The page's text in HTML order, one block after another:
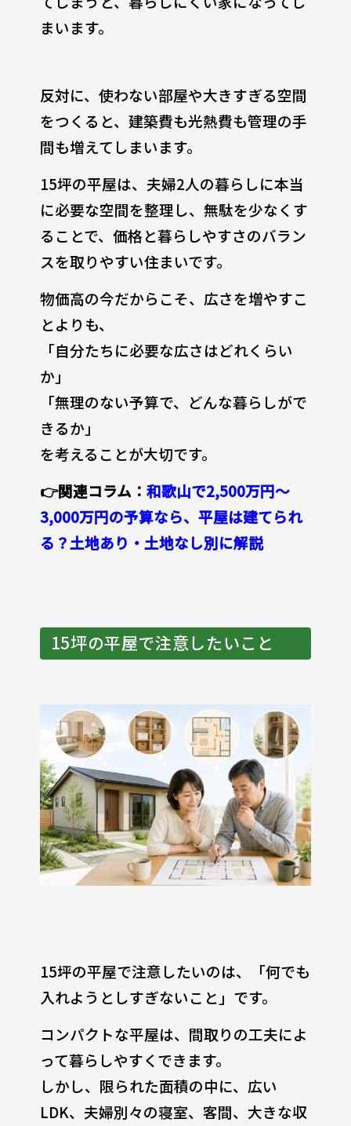
まいます。
反対に、使わない部屋や大きすぎる空間
をつくると、建築費も光熱費も管理の手
間も増えてしまいます。
15坪の平屋は、夫婦2人の暮らしに本当
に必要な空間を整理し、無駄を少なくす
ることで、価格と暮らしやすさのバラン
スを取りやすい住まいです。
物価高の今だからこそ、広さを増やすこ
とよりも、
「自分たちに必要な広さはどれくらい
か」
「無理のない予算で、どんな暮らしがで
きるか」
を考えることが大切です。
👉関連コラム： 和歌山で2,500万円〜
3,000万円の予算なら、平屋は建てられ
る？土地あり・土地なし別に解説
15坪の平屋で注意したいこと
15坪の平屋で注意したいのは、「何でも
入れようとしすぎないこと」です。
コンパクトな平屋は、間取りの工夫によ
って暮らしやすくできます。
しかし、限られた面積の中に、広い
LDK、夫婦別々の寝室、客間、大きな収